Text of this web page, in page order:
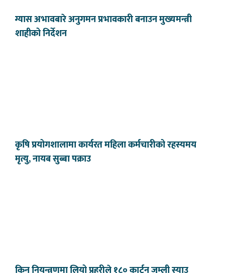
ग्यास अभावबारे अनुगमन प्रभावकारी बनाउन मुख्यमन्त्री
शाहीको निर्देशन
कृषि प्रयोगशालामा कार्यरत महिला कर्मचारीको रहस्यमय
मृत्यु, नायब सुब्बा पक्राउ